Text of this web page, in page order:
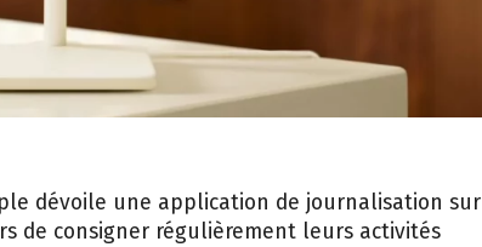
dévoile une application de journalisation sur
de consigner régulièrement leurs activités